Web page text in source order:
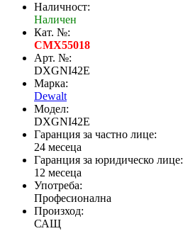
Наличност:
Наличен
Кат. №:
CMX55018
Арт. №:
DXGNI42E
Марка:
Dewalt
Модел:
DXGNI42E
Гаранция за частно лице:
24 месеца
Гаранция за юридическо лице:
12 месеца
Употреба:
Професионална
Произход:
САЩ